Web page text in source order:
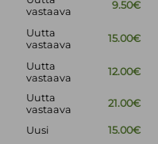
vastaava
9.50€
Uutta
vastaava
15.00€
Uutta
vastaava
12.00€
Uutta
vastaava
21.00€
Uusi 15.00€